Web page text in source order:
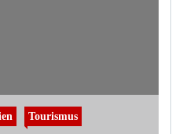
Tourismus